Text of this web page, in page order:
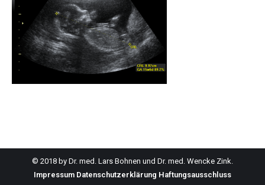
© 2018 by Dr. med. Lars Bohnen und Dr. med. Wencke Zink.
Impressum Datenschutzerklärung Haftungsausschluss